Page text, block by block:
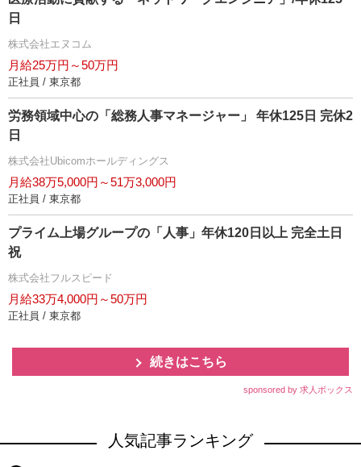
日
株式会社エヌコム
月給25万円～50万円
正社員 / 東京都
労務領域中心の「総務人事マネージャー」 年休125日 完休2
日
株式会社Ubicomホールディングス
月給38万5,000円～51万3,000円
正社員 / 東京都
プライム上場グループの「人事」年休120日以上 完全土日
祝
株式会社フルスピード
月給33万4,000円～50万円
正社員 / 東京都
続きはこちら
sponsored by 求人ボックス
人気記事ランキング